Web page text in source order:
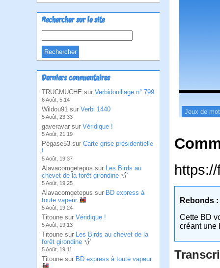
Rechercher sur le site
Derniers commentaires
TRUCMUCHE sur Verbidouillage n° 799
6 Août, 5:14
Wildou91 sur Verbi 1440
5 Août, 23:33
gaveravar sur Véridique !
5 Août, 21:19
Pégase53 sur Carte grise présidentielle
!
5 Août, 19:37
Alavacomgetepus sur Les Birds au
chevet de la forêt girondine
5 Août, 19:25
Alavacomgetepus sur BD express à
toute vapeur
5 Août, 19:24
Titoune sur Véridique !
5 Août, 19:13
Titoune sur Les Birds au chevet de la
forêt girondine
5 Août, 19:11
Titoune sur BD express à toute vapeur
Jeux de
Rebonds :
Cette BD
créant une